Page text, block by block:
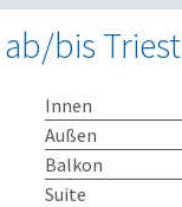
bis Triest
Innen
Außen
Balkon
Suite